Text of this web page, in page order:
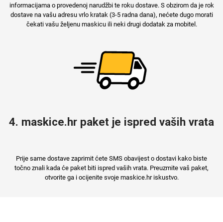
informacijama o provedenoj narudžbi te roku dostave. S obzirom da je rok
dostave na vašu adresu vrlo kratak (3-5 radna dana), nećete dugo morati
čekati vašu željenu maskicu ili neki drugi dodatak za mobitel.
4. maskice.hr paket je ispred vaših vrata
Prije same dostave zaprimit ćete SMS obavijest o dostavi kako biste
točno znali kada će paket biti ispred vaših vrata. Preuzmite vaš paket,
otvorite ga i ocijenite svoje maskice.hr iskustvo.